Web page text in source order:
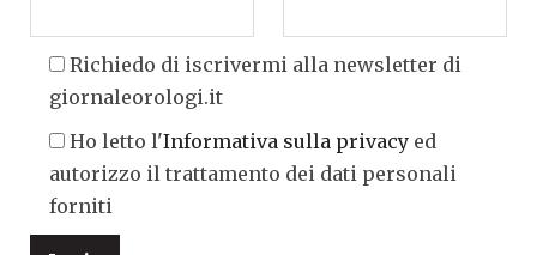
Richiedo di iscrivermi alla newsletter di
giornaleorologi.it
Ho letto l'Informativa sulla privacy ed
autorizzo il trattamento dei dati personali
forniti